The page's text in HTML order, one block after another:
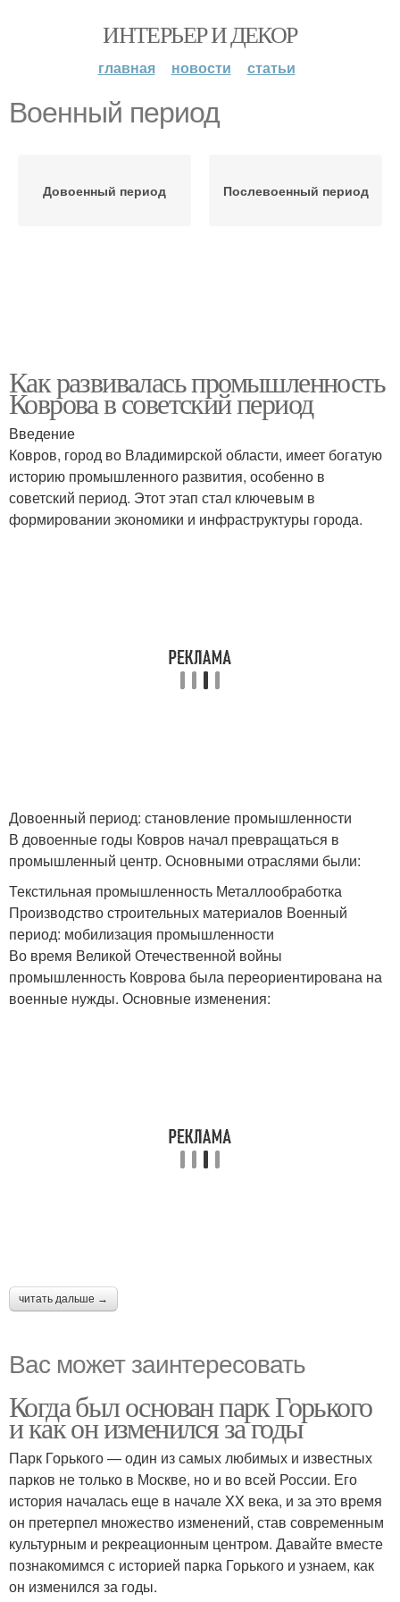
ИНТЕРЬЕР И ДЕКОР
главная новости статьи
Военный период
Довоенный период Послевоенный период
Как развивалась промышленность
Коврова в советский период
Введение
Ковров, город во Владимирской области, имеет богатую
историю промышленного развития, особенно в
советский период. Этот этап стал ключевым в
формировании экономики и инфраструктуры города.
Довоенный период: становление промышленности
В довоенные годы Ковров начал превращаться в
промышленный центр. Основными отраслями были:
Текстильная промышленность Металлообработка
Производство строительных материалов Военный
период: мобилизация промышленности
Во время Великой Отечественной войны
промышленность Коврова была переориентирована на
военные нужды. Основные изменения:
читать дальше →
Вас может заинтересовать
Когда был основан парк Горького
и как он изменился за годы
Парк Горького — один из самых любимых и известных
парков не только в Москве, но и во всей России. Его
история началась еще в начале XX века, и за это время
он претерпел множество изменений, став современным
культурным и рекреационным центром. Давайте вместе
познакомимся с историей парка Горького и узнаем, как
он изменился за годы.